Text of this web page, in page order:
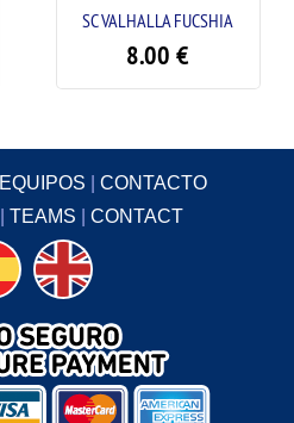
SC VALHALLA FUCSHIA
8.00€
EQUIPOS
CONTACTO
TEAMS CONTACT